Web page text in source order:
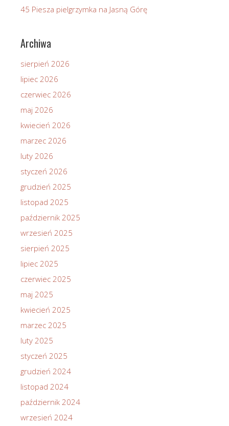
45 Piesza pielgrzymka na Jasną Górę
Archiwa
sierpień 2026
lipiec 2026
czerwiec 2026
maj 2026
kwiecień 2026
marzec 2026
luty 2026
styczeń 2026
grudzień 2025
listopad 2025
październik 2025
wrzesień 2025
sierpień 2025
lipiec 2025
czerwiec 2025
maj 2025
kwiecień 2025
marzec 2025
luty 2025
styczeń 2025
grudzień 2024
listopad 2024
październik 2024
wrzesień 2024